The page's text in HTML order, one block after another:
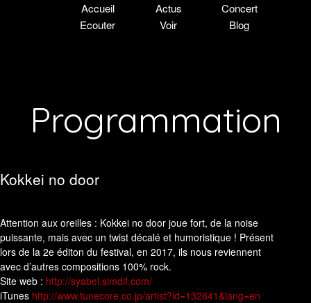
Accueil Actus
Concert
Ecouter
Voir Blog
Programmation
Kokkei no door
Attention aux oreilles : Kokkei no door joue fort, de la noise
puissante, mais avec un twist décalé et humoristique ! Présent
lors de la 2e éditon du festival, en 2017, ils nous reviennent
avec d’autres compositions 100% rock.
Site web : http://syabel.simdif.com/
​iTunes http://www.tunecore.co.jp/artist?id=132641&lang=en